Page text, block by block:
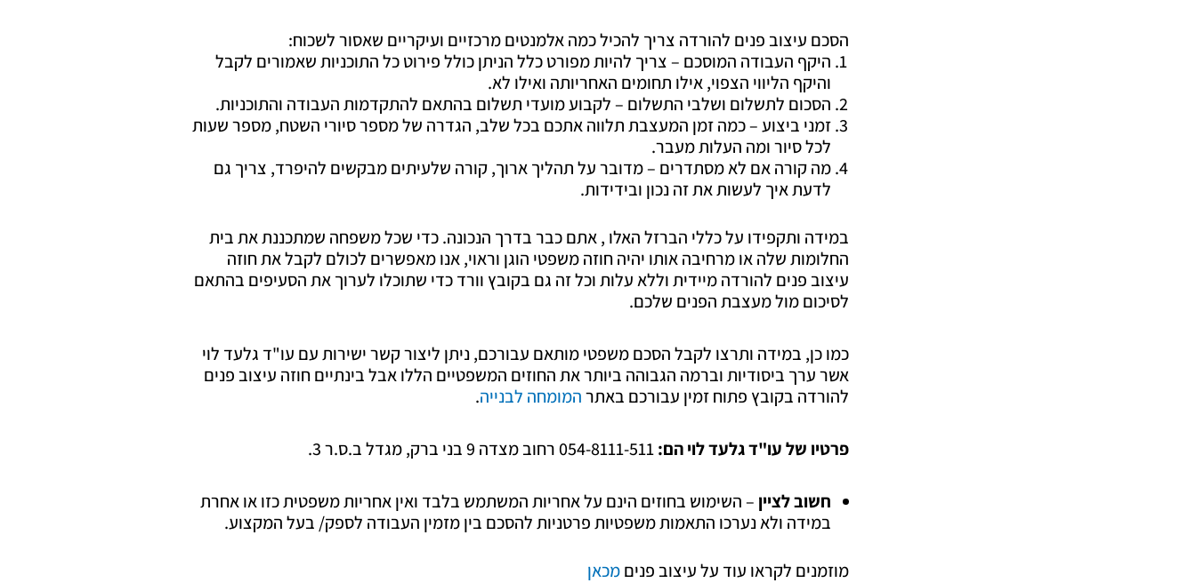
הסכם עיצוב פנים להורדה צריך להכיל כמה אלמנטים מרכזיים ועיקריים שאסור לשכוח:
היקף העבודה המוסכם – צריך להיות מפורט כלל הניתן כולל פירוט כל התוכניות שאמורים לקבל
והיקף הליווי הצפוי, אילו תחומים האחריותה ואילו לא.
הסכום לתשלום ושלבי התשלום – לקבוע מועדי תשלום בהתאם להתקדמות העבודה והתוכניות.
זמני ביצוע – כמה זמן המעצבת תלווה אתכם בכל שלב, הגדרה של מספר סיורי השטח, מספר שעות
לכל סיור ומה העלות מעבר.
מה קורה אם לא מסתדרים – מדובר על תהליך ארוך, קורה שלעיתים מבקשים להיפרד, צריך גם
לדעת איך לעשות את זה נכון ובידידות.
במידה ותקפידו על כללי הברזל האלו , אתם כבר בדרך הנכונה. כדי שכל משפחה שמתכננת את בית
החלומות שלה או מרחיבה אותו יהיה חוזה משפטי הוגן וראוי, אנו מאפשרים לכולם לקבל את חוזה
עיצוב פנים להורדה מיידית וללא עלות וכל זה גם בקובץ וורד כדי שתוכלו לערוך את הסעיפים בהתאם
לסיכום מול מעצבת הפנים שלכם.
כמו כן, במידה ותרצו לקבל הסכם משפטי מותאם עבורכם, ניתן ליצור קשר ישירות עם עו"ד גלעד לוי
אשר ערך ביסודיות וברמה הגבוהה ביותר את החוזים המשפטיים הללו אבל בינתיים חוזה עיצוב פנים
להורדה בקובץ פתוח זמין עבורכם באתרהמומחה לבנייה.
פרטיו של עו"ד גלעד לוי הם:
חשוב לציין – השימוש בחוזים הינם על אחריות המשתמש בלבד ואין אחריות משפטית כזו או אחרת
במידה ולא נערכו התאמות משפטיות פרטניות להסכם בין מזמין העבודה לספק/ בעל המקצוע.
מוזמנים לקראו עוד על עיצוב פניםמכאן